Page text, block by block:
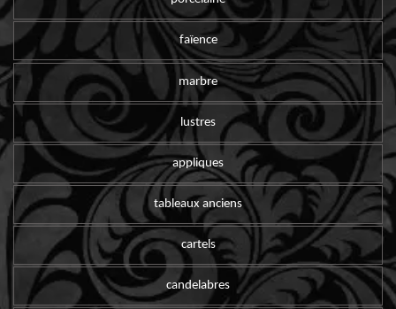
faïence
marbre
lustres
appliques
tableaux anciens
cartels
candelabres